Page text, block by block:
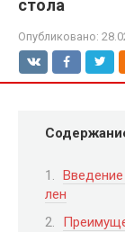
стола
Опубликовано:
лен